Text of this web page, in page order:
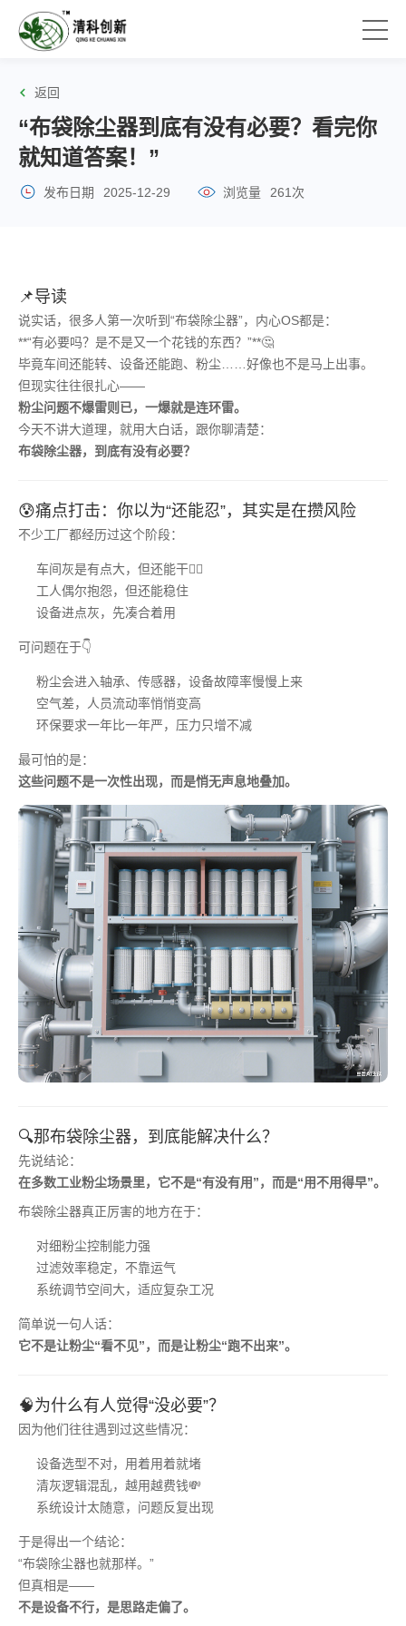
返回
“布袋除尘器到底有没有必要？看完你
就知道答案！”
发布日期 2025-12-29 浏览量 261次
📌导读
说实话，很多人第一次听到“布袋除尘器”，内心OS都是：
**“有必要吗？是不是又一个花钱的东西？”**🤔
毕竟车间还能转、设备还能跑、粉尘……好像也不是马上出事。
但现实往往很扎心——
粉尘问题不爆雷则已，一爆就是连环雷。
今天不讲大道理，就用大白话，跟你聊清楚：
布袋除尘器，到底有没有必要？
😰痛点打击：你以为“还能忍”，其实是在攒风险
不少工厂都经历过这个阶段：
车间灰是有点大，但还能干😮‍💨
工人偶尔抱怨，但还能稳住
设备进点灰，先凑合着用
可问题在于👇
粉尘会进入轴承、传感器，设备故障率慢慢上来
空气差，人员流动率悄悄变高
环保要求一年比一年严，压力只增不减
最可怕的是：
这些问题不是一次性出现，而是悄无声息地叠加。
🔍那布袋除尘器，到底能解决什么？
先说结论：
在多数工业粉尘场景里，它不是“有没有用”，而是“用不用得早”。
布袋除尘器真正厉害的地方在于：
对细粉尘控制能力强
过滤效率稳定，不靠运气
系统调节空间大，适应复杂工况
简单说一句人话：
它不是让粉尘“看不见”，而是让粉尘“跑不出来”。
🧠为什么有人觉得“没必要”？
因为他们往往遇到过这些情况：
设备选型不对，用着用着就堵
清灰逻辑混乱，越用越费钱💸
系统设计太随意，问题反复出现
于是得出一个结论：
“布袋除尘器也就那样。”
但真相是——
不是设备不行，是思路走偏了。